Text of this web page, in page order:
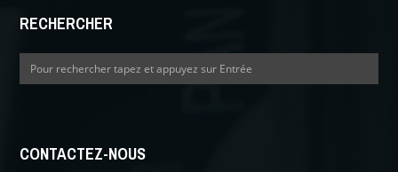
RECHERCHER
CONTACTEZ-NOUS